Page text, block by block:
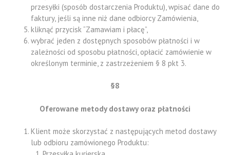
przesyłki (sposób dostarczenia Produktu), wpisać dane do
faktury, jeśli są inne niż dane odbiorcy Zamówienia,
kliknąć przycisk “Zamawiam i płacę”,
wybrać jeden z dostępnych sposobów płatności i w
zależności od sposobu płatności, opłacić zamówienie w
określonym terminie, z zastrzeżeniem § 8 pkt 3.
§8
Oferowane metody dostawy oraz płatności
Klient może skorzystać z następujących metod dostawy
lub odbioru zamówionego Produktu: